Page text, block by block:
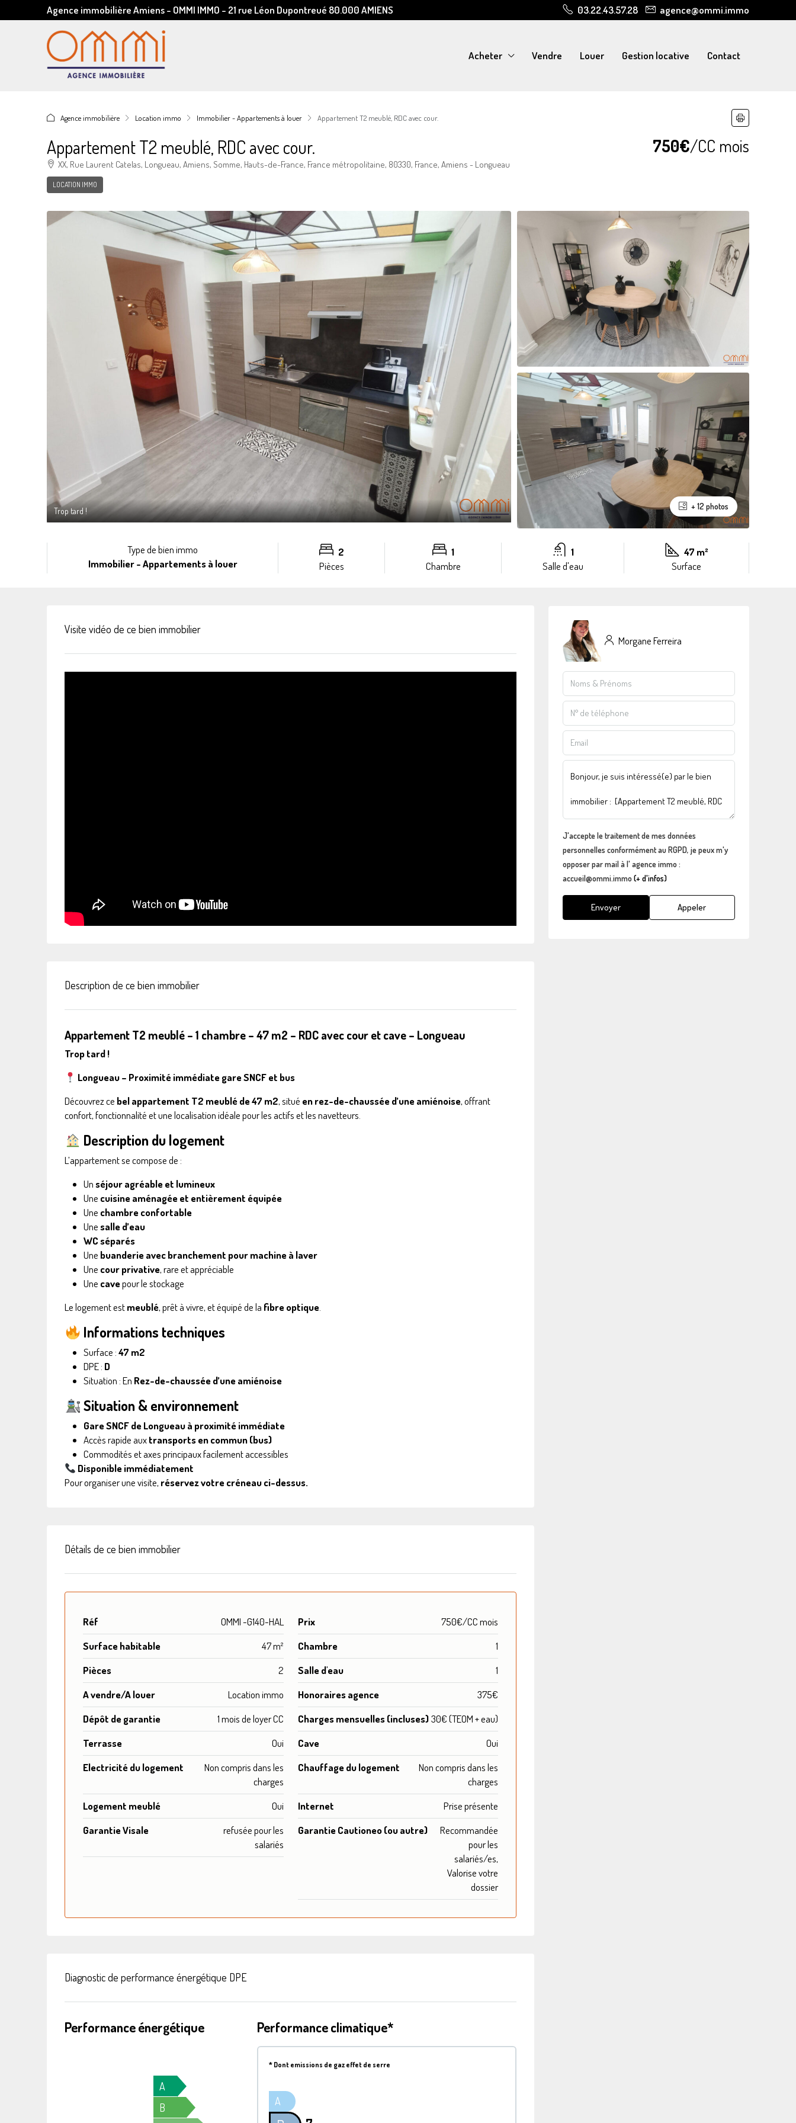
Agence immobilière Amiens - OMMI IMMO - 21 rue Léon Dupontreué 80.000 AMIENS 03.22.43.57.28 agence@ommi.immo
Acheter Vendre Louer Gestion locative Contact
Agence immobilière Location immo Immobilier - Appartements à louer Appartement T2 meublé, RDC avec cour.
Appartement T2 meublé, RDC avec cour.
XX, Rue Laurent Catelas, Longueau, Amiens, Somme, Hauts-de-France, France métropolitaine, 80330, France, Amiens - Longueau
LOCATION IMMO
750€/CC mois
Trop tard ! + 12 photos
Type de bien immo
Immobilier - Appartements à louer
2
Pièces
1
Chambre
1
Salle d'eau
47 m²
Surface
Visite vidéo de ce bien immobilier
Description de ce bien immobilier
Appartement T2 meublé – 1 chambre – 47 m2 – RDC avec cour et cave – Longueau
Trop tard !
Longueau – Proximité immédiate gare SNCF et bus
Découvrez ce bel appartement T2 meublé de 47 m2, situé en rez-de-chaussée d’une amiénoise, offrant
confort, fonctionnalité et une localisation idéale pour les actifs et les navetteurs.
Description du logement
L’appartement se compose de :
Unséjour agréable et lumineux
Une cuisine aménagée et entièrement équipée
Une chambre confortable
Unesalle d’eau
WC séparés
Une buanderie avec branchement pour machine à laver
Une cour privative, rare et appréciable
Une cavepour le stockage
Le logement estmeublé, prêt à vivre, et équipé de la fibre optique
Informations techniques
Surface :47 m2
DPE : D
Situation : En Rez-de-chaussée d’une amiénoise
Situation & environnement
Gare SNCF de Longueau à proximité immédiate
Accès rapide auxtransports en commun (bus)
Commodités et axes principaux facilement accessibles
Disponible immédiatement
Pour organiser une visite, réservez votre créneau ci-dessus.
Détails de ce bien immobilier
Réf OMMI -G140-HAL Prix
750€/CC mois
Surface habitable
47 m² Chambre
1
Pièces
2 Salle d'eau
1
A vendre/A louer
Location immo Honoraires agence
375€
Dépôt de garantie
1 mois de loyer CC Charges mensuelles (incluses) 30€ (TEOM + eau)
Terrasse
Oui Cave
Oui
Electricité du logement
Non compris dans les
charges
Chauffage du logement
Non compris dans les
charges
Logement meublé
Oui Internet
Prise présente
Garantie Visale
refusée pour les
salariés
Garantie Cautioneo (ou autre)
Recommandée
pour les
salariés/es,
Valorise votre
dossier
Diagnostic de performance énergétique DPE
Performance énergétique
A
B
Performance climatique*
*Dont emissions de gaz effet de serre
A
Morgane Ferreira
J'accepte le traitement de mes données
personnelles conformément au RGPD, je peux m'y
opposer par mail à l' agence immo :
accueil@ommi.immo(+ d'infos)
Envoyer Appeler